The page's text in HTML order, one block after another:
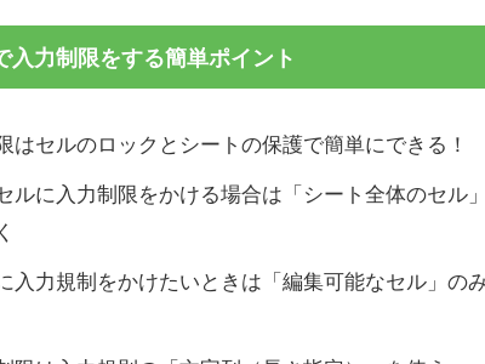
入力制限をする簡単ポイント
はセルのロックとシートの保護で簡単にできる！
ルに入力制限をかける場合は「シート全体のセル
入力規制をかけたいときは「編集可能なセル」の